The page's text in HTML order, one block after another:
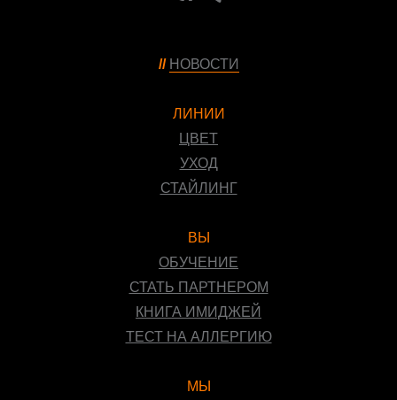
// НОВОСТИ
ЛИНИИ
ЦВЕТ
УХОД
СТАЙЛИНГ
ВЫ
ОБУЧЕНИЕ
СТАТЬ ПАРТНЕРОМ
КНИГА ИМИДЖЕЙ
ТЕСТ НА АЛЛЕРГИЮ
МЫ